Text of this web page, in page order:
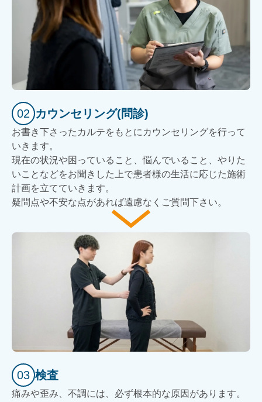
02 カウンセリング(問診)
お書き下さったカルテをもとにカウンセリングを行って
いきます。
現在の状況や困っていること、悩んでいること、やりた
いことなどをお聞きした上で患者様の生活に応じた施術
計画を立てていきます。
疑問点や不安な点があれば遠慮なくご質問下さい。
03 検査
痛みや歪み、不調には、必ず根本的な原因があります。